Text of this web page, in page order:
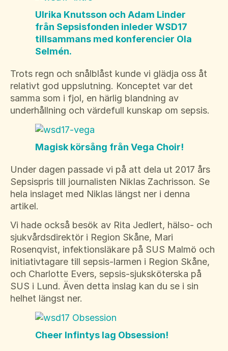
Vid begravning
Testamente
Beställ material
Ulrika Knutsson och Adam Linder
från Sepsisfonden inleder WSD17
tillsammans med konferencier Ola
Selmén.
Trots regn och snålblåst kunde vi glädja oss åt
relativt god uppslutning. Konceptet var det
samma som i fjol, en härlig blandning av
underhållning och värdefull kunskap om sepsis.
Magisk körsång från Vega Choir!
Under dagen passade vi på att dela ut 2017 års
Sepsispris till journalisten Niklas Zachrisson. Se
hela inslaget med Niklas längst ner i denna
artikel.
Vi hade också besök av Rita Jedlert, hälso- och
sjukvårdsdirektör i Region Skåne, Mari
Rosenqvist, infektionsläkare på SUS Malmö och
initiativtagare till sepsis-larmen i Region Skåne,
och Charlotte Evers, sepsis-sjuksköterska på
SUS i Lund. Även detta inslag kan du se i sin
helhet längst ner.
Cheer Infintys lag Obsession!